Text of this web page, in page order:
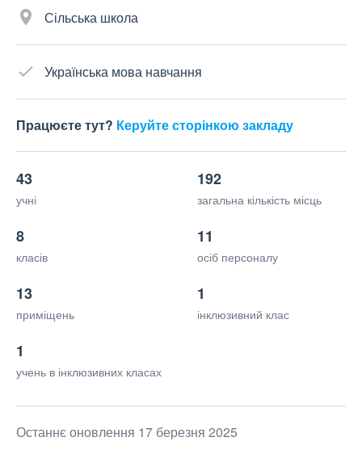
Сільська школа
Українська мова навчання
Працюєте тут? Керуйте сторінкою закладу
43
учні
192
загальна кількість місць
8
класів
11
осіб персоналу
13
приміщень
1
інклюзивний клас
1
учень в інклюзивних класах
Останнє оновлення 17 березня 2025